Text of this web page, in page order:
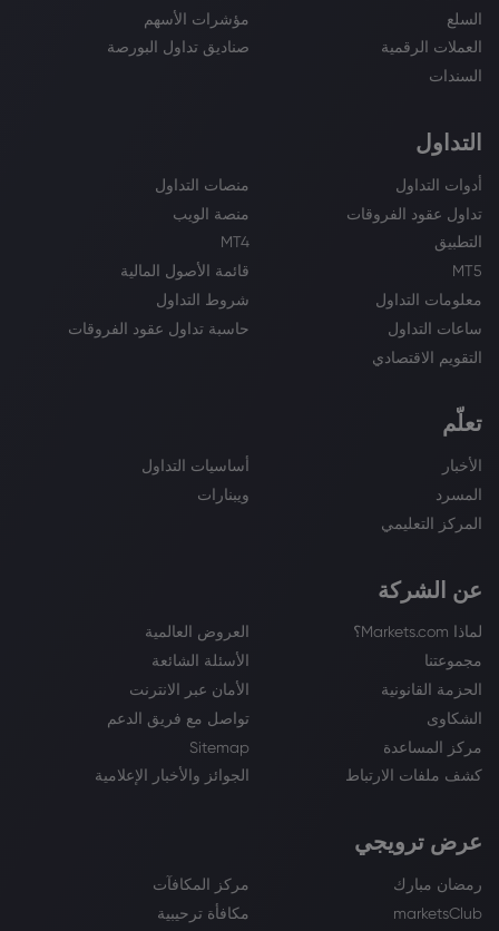
السلع
مؤشرات الأسهم
العملات الرقمية
صناديق تداول البورصة
السندات
التداول
أدوات التداول
منصات التداول
تداول عقود الفروقات
منصة الويب
التطبيق
MT4
MT5
قائمة الأصول المالية
معلومات التداول
شروط التداول
ساعات التداول
حاسبة تداول عقود الفروقات
التقويم الاقتصادي
تعلّم
الأخبار
أساسيات التداول
المسرد
ويبنارات
المركز التعليمي
عن الشركة
لماذا Markets.com؟
العروض العالمية
مجموعتنا
الأسئلة الشائعة
الحزمة القانونية
الأمان عبر الانترنت
الشكاوى
تواصل مع فريق الدعم
مركز المساعدة
Sitemap
كشف ملفات الارتباط
الجوائز والأخبار الإعلامية
عرض ترويجي
رمضان مبارك
مركز المكافآت
marketsClub
مكافأة ترحيبية